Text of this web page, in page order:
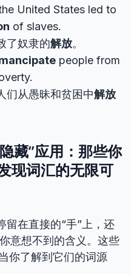
United States led to
of slaves.
了奴隶的解放。
people from
们从愚昧和贫困中解放
藏”应用：那些你
现词汇的无限可
留在直接的“手”上，还
意想不到的含义。这些
你了解到它们的词源